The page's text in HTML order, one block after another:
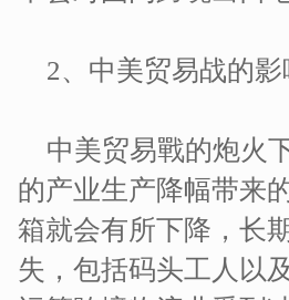
2、中美贸易战的
中美贸易戰的炮火
的产业生产降幅带来
箱就会有所下降，长
失，包括码头工人以